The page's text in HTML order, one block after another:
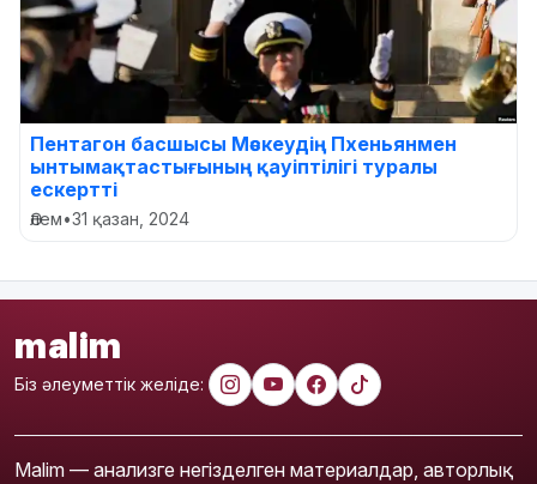
Пентагон басшысы Мәскеудің Пхеньянмен
ынтымақтастығының қауіптілігі туралы
ескертті
Әлем•31 қазан, 2024
malim
Біз әлеуметтік желіде:
Malim — анализге негізделген материалдар, авторлық